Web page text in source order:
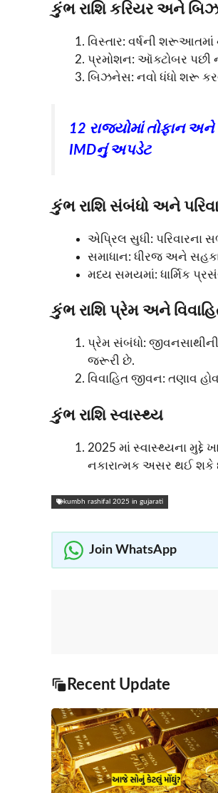
કુંભ રાશિ કરિયર અને
વિસ્તાર: વર્ષની
પ્રમોશન: ઑક્ટોબર પછી
બિઝનેસ: નવો ધંધો શરૂ
12 રાજ્યોમાં તોફાન અને
IMDનું અપડેટ
કુંભ રાશિ સંબંધો અને
એપ્રિલ સુધી:
સમાધાન: ધીરજ અને
મધ્ય સમયમાં: ધાર્મિક
કુંભ રાશિ પ્રેમ અને
પ્રેમ સંબંધો:
જરૂરી છે.
વિવાહિત જીવન: તણાવ
કુંભ રાશિ સ્વાસ્થ્ય
2025 માં સ્વાસ્થ્યના
નકારાત્મક અસર થઈ શકે
kumbh rashifal 2025 in gujarati
Join WhatsApp
Recent Update